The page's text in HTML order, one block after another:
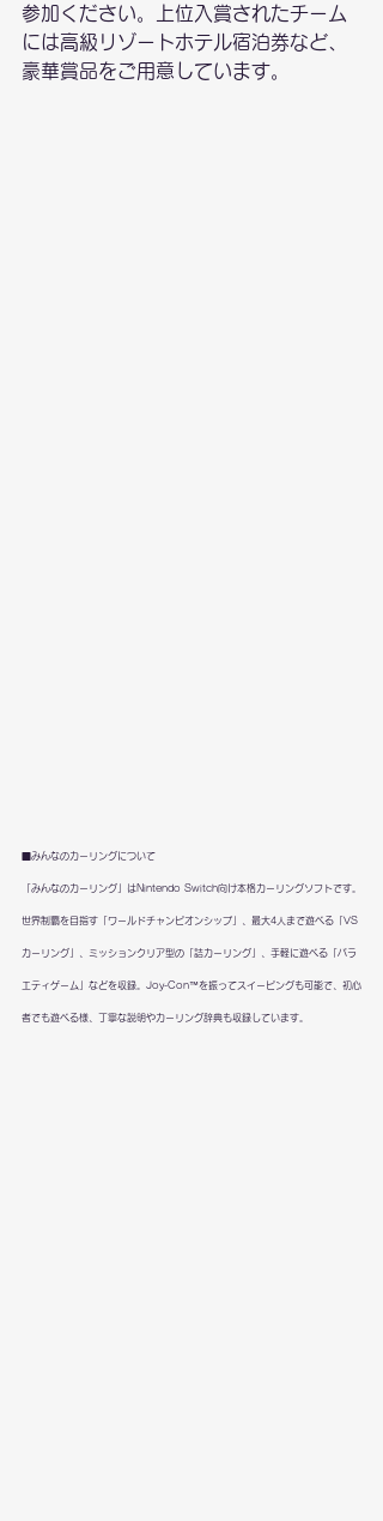
参加ください。上位入賞されたチーム
には高級リゾートホテル宿泊券など、
豪華賞品をご用意しています。
■みんなのカーリングについて
「みんなのカーリング」はNintendo Switch向け本格カーリングソフトです。
世界制覇を目指す「ワールドチャンピオンシップ」、最大4人まで遊べる「VS
カーリング」、ミッションクリア型の「詰カーリング」、手軽に遊べる「バラ
エティゲーム」などを収録。Joy-Con™を振ってスイーピングも可能で、初心
者でも遊べる様、丁寧な説明やカーリング辞典も収録しています。